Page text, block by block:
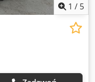
1 / 5